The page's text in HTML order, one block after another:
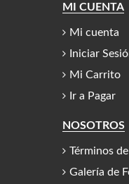
MI CUENTA
Mi cuenta
Iniciar
Mi Carrito
Ir a Pagar
NOSOTROS
Términos
Galería de